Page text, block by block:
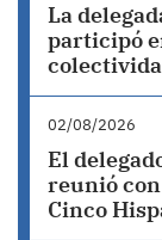
La
participó
02/08/2026
El
reunió
Cinco